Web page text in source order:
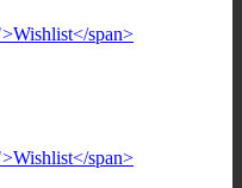
span>
span>